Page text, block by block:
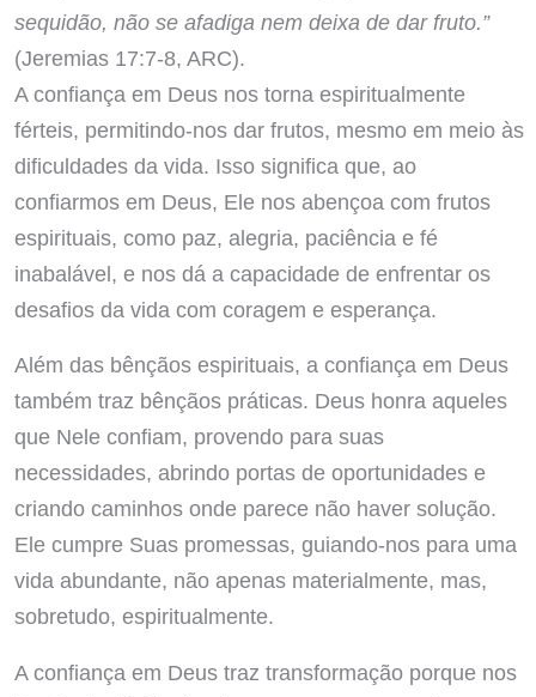
sequidão, não se afadiga nem deixa de dar fruto.”
(Jeremias 17:7-8, ARC).
A confiança em Deus nos torna espiritualmente
férteis, permitindo-nos dar frutos, mesmo em meio às
dificuldades da vida. Isso significa que, ao
confiarmos em Deus, Ele nos abençoa com frutos
espirituais, como paz, alegria, paciência e fé
inabalável, e nos dá a capacidade de enfrentar os
desafios da vida com coragem e esperança.
Além das bênçãos espirituais, a confiança em Deus
também traz bênçãos práticas. Deus honra aqueles
que Nele confiam, provendo para suas
necessidades, abrindo portas de oportunidades e
criando caminhos onde parece não haver solução.
Ele cumpre Suas promessas, guiando-nos para uma
vida abundante, não apenas materialmente, mas,
sobretudo, espiritualmente.
A confiança em Deus traz transformação porque nos